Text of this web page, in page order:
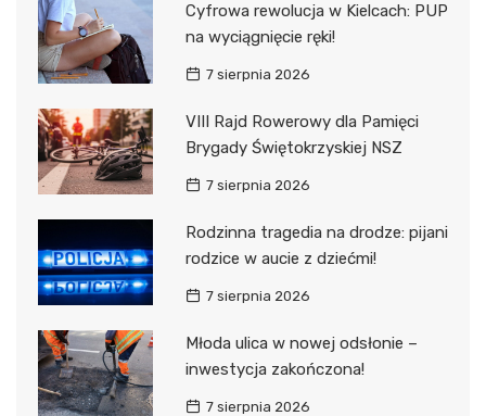
Cyfrowa rewolucja w Kielcach: PUP
na wyciągnięcie ręki!
7 sierpnia 2026
VIII Rajd Rowerowy dla Pamięci
Brygady Świętokrzyskiej NSZ
7 sierpnia 2026
Rodzinna tragedia na drodze: pijani
rodzice w aucie z dziećmi!
7 sierpnia 2026
Młoda ulica w nowej odsłonie –
inwestycja zakończona!
7 sierpnia 2026